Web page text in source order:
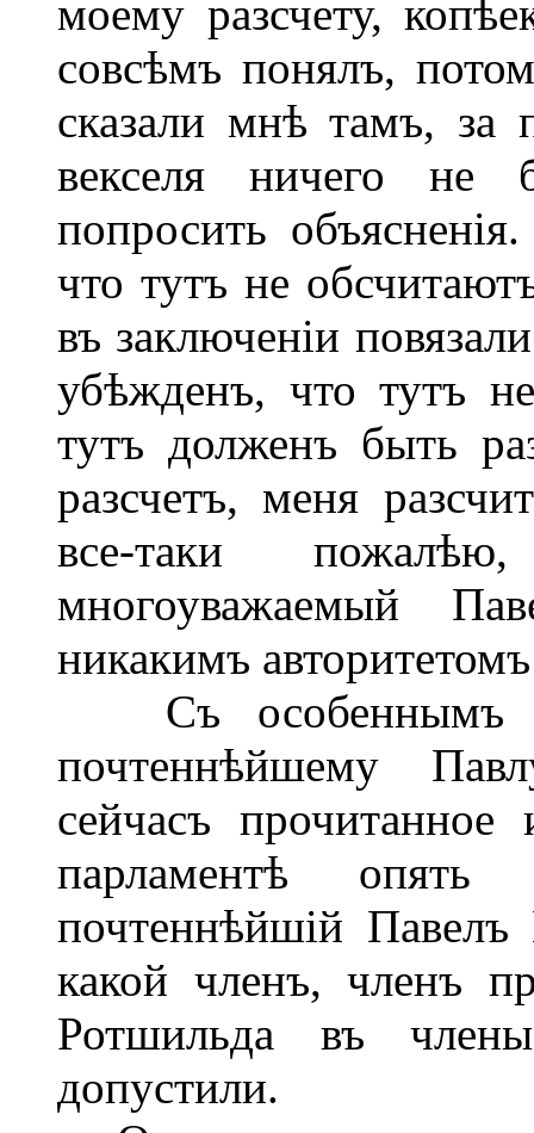
моему разсчету,
совсѣмъ понялъ,
сказали мнѣ тамъ, за
векселя ничего не
попросить
что тутъ не
въ заключеніи
убѣжденъ, что тутъ
тутъ долженъ быть
разсчетъ, меня
все-таки
многоуважаемый
никакимъ
Съ особеннымъ
почтеннѣйшему
сейчасъ
парламентѣ
почтеннѣйшій
какой членъ, членъ
Ротшильда въ
допустили.